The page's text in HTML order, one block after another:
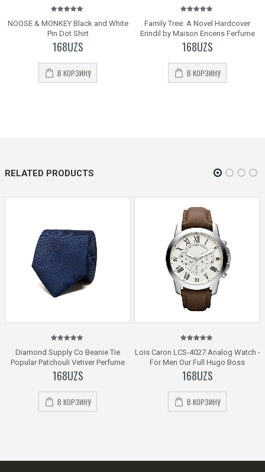
out
of 5
NOOSE & MONKEY Black and White
Pin Dot Shirt
168UZS
В КОРЗИНУ
of 5
Family Tree: A Novel Hardcover
Erindil by Maison Encens Ferfume
168UZS
В КОРЗИНУ
RELATED PRODUCTS
out
of 5
Diamond Supply Co Beanie Tie
Popular Patchouli Vetiver Perfume
168UZS
В КОРЗИНУ
of 5
Lois Caron LCS-4027 Analog Watch -
For Men Our Full Hugo Boss
168UZS
В КОРЗИНУ